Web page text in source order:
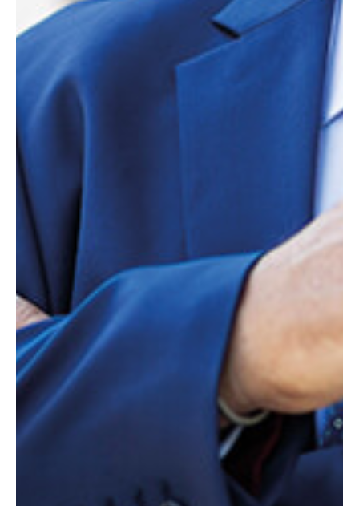
Boote
Boot Protection
Yacht Protection
Mobile Device